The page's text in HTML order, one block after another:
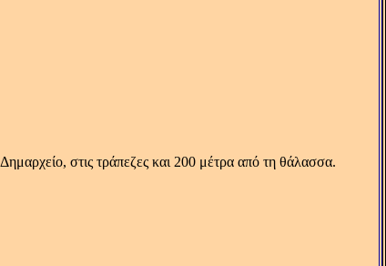
στις τράπεζες και 200 μέτρα από τη θάλασσα.